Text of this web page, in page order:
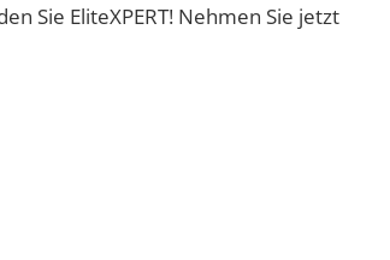
Sie EliteXPERT! Nehmen Sie jetzt